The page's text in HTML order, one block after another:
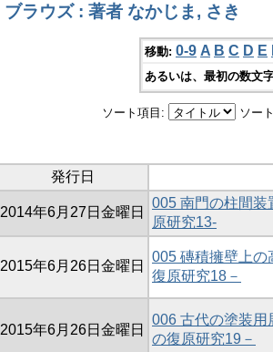
ブラウズ : 著者 なかじま, さき
移動: 0-9 A B C D E
あるいは、最初の数文
ソート項目: ソー
発行日
2014年6月27日金曜日
005 南門の柱間
原研究13-
2015年6月26日金曜日
005 磚積擁壁上
復原研究18－
2015年6月26日金曜日
006 古代の塗装
の復原研究19－